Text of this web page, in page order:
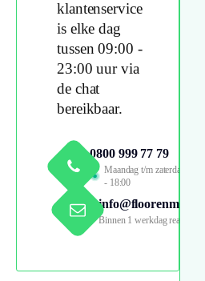
klantenservice
is elke dag
tussen 09:00 -
23:00 uur via
de chat
bereikbaar.
0800 999 77 79
Maandag t/m zaterdag 09:00
- 18:00
info@floorenmore.nl
Binnen 1 werkdag reactie